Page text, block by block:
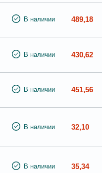
В наличии 489,18
В наличии 430,62
В наличии 451,56
В наличии 32,10
В наличии 35,34